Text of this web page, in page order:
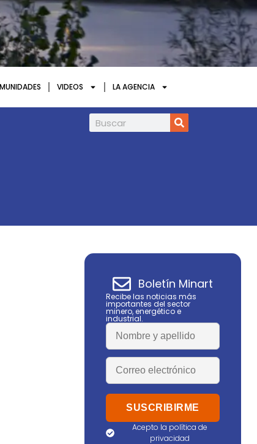
VIDEOS LA AGENCIA
Infield Minerals amplía en 85% la
Boletín Minart
Recibe las noticias más
importantes del sector
minero, energético e
industrial.
Acepto la política de
privacidad